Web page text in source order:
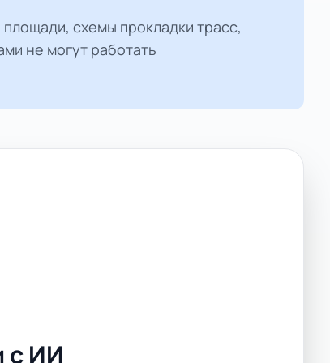
схемы прокладки трасс,
не могут работать
с ИИ